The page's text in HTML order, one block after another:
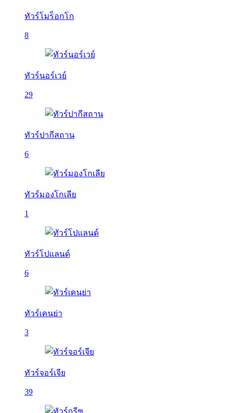
ทัวร์โมร็อกโก
8
ทัวร์นอร์เวย์
29
ทัวร์ปากีสถาน
6
ทัวร์มองโกเลีย
1
ทัวร์โปแลนด์
6
ทัวร์เคนย่า
3
ทัวร์จอร์เจีย
39